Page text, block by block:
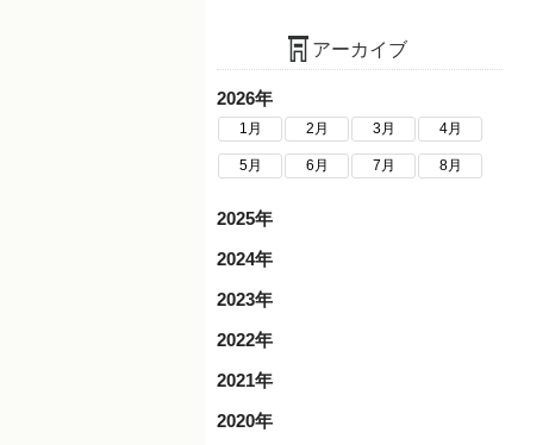
アーカイブ
2026年
1月 2月 3月 4月
5月 6月 7月 8月
2025年
2024年
2023年
2022年
2021年
2020年